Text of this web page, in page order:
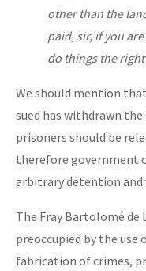
other than the
paid, sir, if you
do things the right
We should mention
sued has withdrawn
prisoners should be
therefore government
arbitrary detention
The Fray Bartolomé de
preoccupied by the use
fabrication of crimes,